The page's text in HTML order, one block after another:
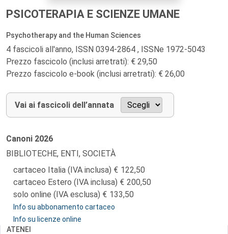
PSICOTERAPIA E SCIENZE UMANE
Psychotherapy and the Human Sciences
4 fascicoli all'anno, ISSN 0394-2864 , ISSNe 1972-5043
Prezzo fascicolo (inclusi arretrati): € 29,50
Prezzo fascicolo e-book (inclusi arretrati): € 26,00
Vai ai fascicoli dell’annata
Canoni 2026
BIBLIOTECHE, ENTI, SOCIETÀ
cartaceo Italia (IVA inclusa)
122,50
cartaceo Estero (IVA inclusa)
200,50
solo online (IVA esclusa)
133,50
Info su abbonamento cartaceo
Info su licenze online
ATENEI